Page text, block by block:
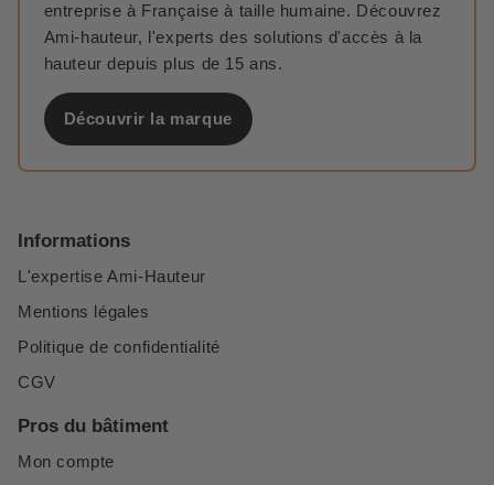
entreprise à Française à taille humaine. Découvrez
Ami-hauteur, l'experts des solutions d'accès à la
hauteur depuis plus de 15 ans.
Découvrir la marque
Informations
L'expertise Ami-Hauteur
Mentions légales
Politique de confidentialité
CGV
Pros du bâtiment
Mon compte